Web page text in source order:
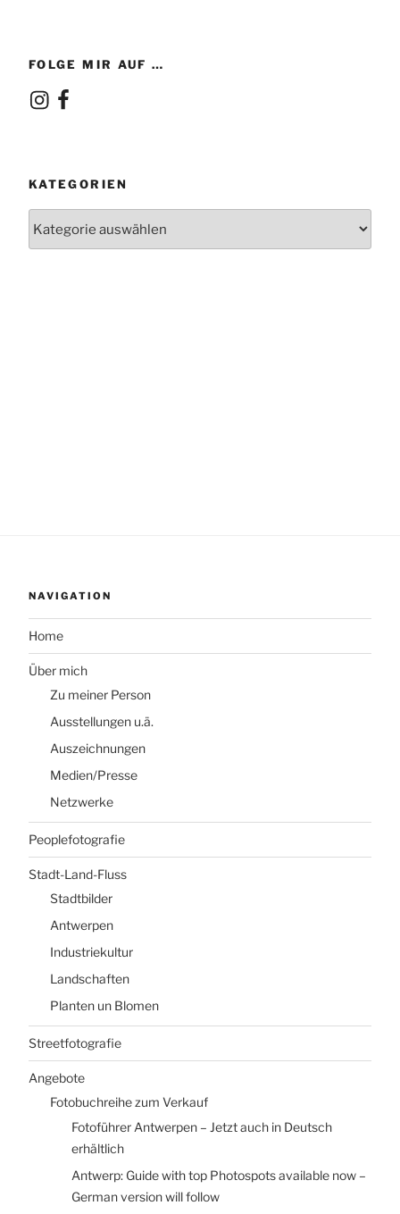
FOLGE MIR AUF …
Instagram
Facebook
KATEGORIEN
NAVIGATION
Home
Über mich
Zu meiner Person
Ausstellungen u.ä.
Auszeichnungen
Medien/Presse
Netzwerke
Peoplefotografie
Stadt-Land-Fluss
Stadtbilder
Antwerpen
Industriekultur
Landschaften
Planten un Blomen
Streetfotografie
Angebote
Fotobuchreihe zum Verkauf
Fotoführer Antwerpen – Jetzt auch in Deutsch
erhältlich
Antwerp: Guide with top Photospots available now –
German version will follow